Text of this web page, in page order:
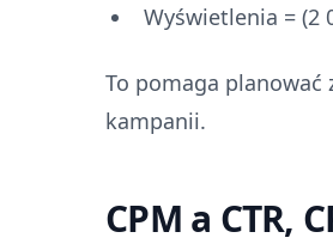
Wyświetlenia = (2
To pomaga planować
kampanii.
CPM a CTR,